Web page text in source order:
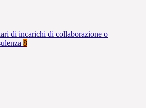
di incarichi di collaborazione o
8